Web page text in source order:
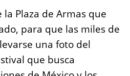
Plaza de Armas que
para que las miles de
una foto del
que busca